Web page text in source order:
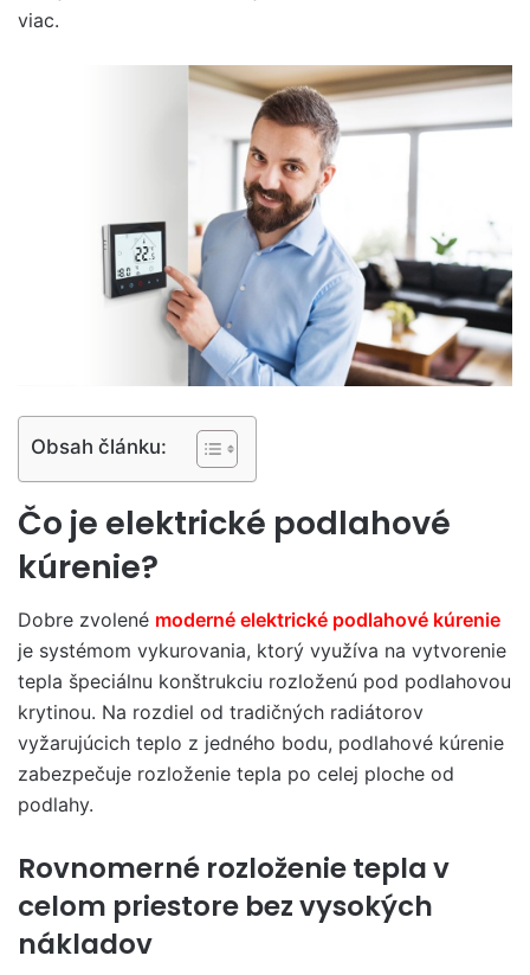
viac.
Obsah článku:
Čo je elektrické podlahové
kúrenie?
Dobre zvolené moderné elektrické podlahové kúrenie
je systémom vykurovania, ktorý využíva na vytvorenie
tepla špeciálnu konštrukciu rozloženú pod podlahovou
krytinou. Na rozdiel od tradičných radiátorov
vyžarujúcich teplo z jedného bodu, podlahové kúrenie
zabezpečuje rozloženie tepla po celej ploche od
podlahy.
Rovnomerné rozloženie tepla v
celom priestore bez vysokých
nákladov